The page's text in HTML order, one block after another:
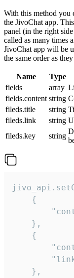
With this method you
the JivoChat app.
panel (in the right
called as many times
JivoChat app will be
the same order as
Name Type
fields
array
fields.content string
fileds.title
string
fileds.link
string
fileds.key
string
    {
    },
    {
    },